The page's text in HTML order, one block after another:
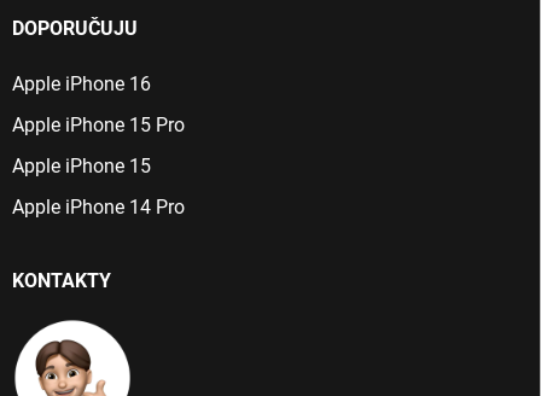
DOPORUČUJU
Apple iPhone 16
Apple iPhone 15 Pro
Apple iPhone 15
Apple iPhone 14 Pro
KONTAKTY